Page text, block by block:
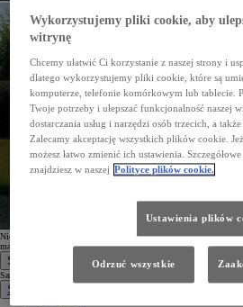
Nie możesz odnaleźć wiadomości? Sprawdź folder spam lubponów
mail.
Samochody
Samochody
Samochody osobowe
Wykorzystujemy pliki cookie, aby
witrynę
Chcemy ułatwić Ci korzystanie z naszej strony i
dlatego wykorzystujemy pliki cookie, które są
komputerze, telefonie komórkowym lub tablecie.
Twoje potrzeby i ulepszać funkcjonalność naszej
dostarczania usług i narzędzi osób trzecich, a
Zalecamy akceptację wszystkich plików cookie.
możesz łatwo zmienić ich ustawienia.
znajdziesz w naszej Polityce plików cookie.
Ustawienia plików
Odrzuć wszystkie